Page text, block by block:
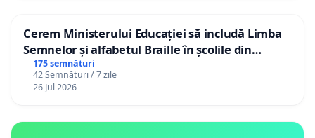
Cerem Ministerului Educației să includă Limba
Semnelor și alfabetul Braille în școlile din
Republica Moldova!
175 semnături
42 Semnături / 7 zile
26 Jul 2026